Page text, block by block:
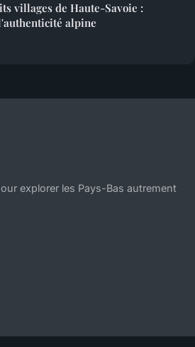
villages de Haute-Savoie :
alpine
explorer les Pays-Bas autrement